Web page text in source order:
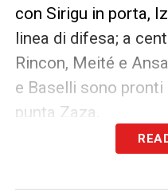
con Sirigu in porta,
linea di difesa; a
Rincon, Meité e
e Baselli sono pronti
punta Zaza.
– Maran,